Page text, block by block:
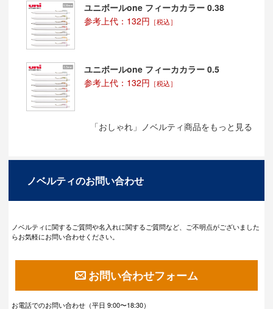
ユニボールone フィーカカラー 0.38
参考上代：132円 ［税込］
ユニボールone フィーカカラー 0.5
参考上代：132円 ［税込］
「おしゃれ」ノベルティ商品をもっと見る
ノベルティのお問い合わせ
ノベルティに関するご質問や名入れに関するご質問など、ご不明点がございました
らお気軽にお問い合わせください。
お問い合わせフォーム
お電話でのお問い合わせ（平日 9:00〜18:30）